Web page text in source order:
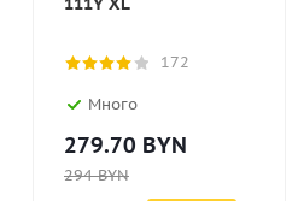
172
Много
279.70 BYN
294BYN